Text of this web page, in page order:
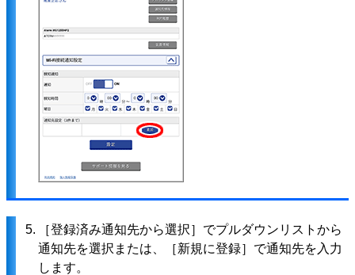
5.
［登録済み通知先から選択］でプルダウンリストから
通知先を選択または、［新規に登録］で通知先を入力
します。